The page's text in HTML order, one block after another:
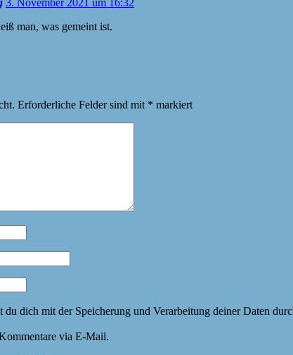
man, was gemeint ist.
Erforderliche Felder sind mit * markiert
dich mit der Speicherung und Verarbeitung deiner Daten
via E-Mail.